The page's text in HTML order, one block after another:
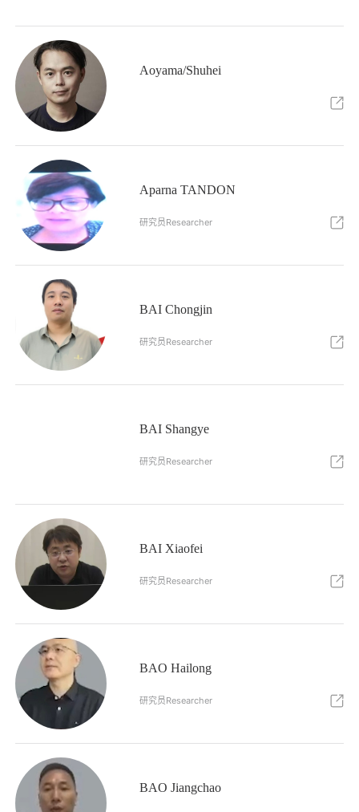
Aoyama/Shuhei
Aparna TANDON
研究员Researcher
BAI Chongjin
研究员Researcher
BAI Shangye
研究员Researcher
BAI Xiaofei
研究员Researcher
BAO Hailong
研究员Researcher
BAO Jiangchao